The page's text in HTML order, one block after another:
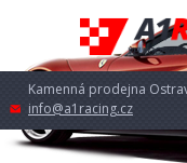
Kamenná prodejna
info@a1racing.cz